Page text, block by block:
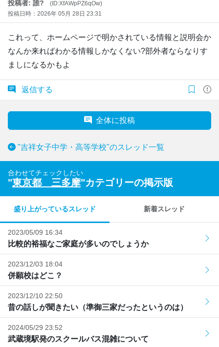
投稿者: 誰?
(ID:XfAWpPZ6qOw)
投稿日時：2026年 05月 28日 23:31
これって、ホームページで明かされている情報と説明会か
なんか来ればわかる情報しかなくない?部外者ならなりす
ましになるかもよ
返信する
全体に投稿
"吉祥女子中学・高等学校"のスレッド一覧
合わせてチェックしたい
"東京都 三多摩"カテゴリーの掲示版
盛り上がっているスレッド 新着スレッド
2023/05/09 16:34
比較的裕福なご家庭が多いのでしょうか
2023/12/03 18:04
併願校はどこ？
2023/12/10 22:50
昔の話しが聞きたい（準御三家だったというのは）
2024/05/29 23:52
武蔵境駅発のスクールバス混雑について